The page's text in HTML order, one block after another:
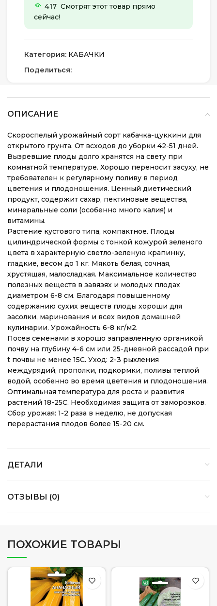
417 Смотрят этот товар прямо
сейчас!
Категория: КАБАЧКИ
Поделиться:
ОПИСАНИЕ
Скороспелый урожайный сорт кабачка-цуккини для
открытого грунта. От всходов до уборки 42-51 дней.
Вызревшие плоды долго хранятся на свету при
комнатной температуре. Хорошо переносит засуху, не
требователен к регулярному поливу в период
цветения и плодоношения. Ценный диетический
продукт, содержит сахар, пектиновые вещества,
минеральные соли (особенно много калия) и
витамины.
Растение кустового типа, компактное. Плоды
цилиндрической формы с тонкой кожурой зеленого
цвета в характерную светло-зеленую крапинку,
гладкие, весом до 1 кг. Мякоть белая, сочная,
хрустящая, малосладкая. Максимальное количество
полезных веществ в завязях и молодых плодах
диаметром 6-8 см. Благодаря повышенному
содержанию сухих веществ плоды хороши для
засолки, маринования и всех видов домашней
кулинарии. Урожайность 6-8 кг/м2.
Посев семенами в хорошо заправленную органикой
почву на глубину 4-6 см или 25-дневной рассадой при
t почвы не менее 15С. Уход: 2-3 рыхления
междурядий, прополки, подкормки, поливы теплой
водой, особенно во время цветения и плодоношения.
Оптимальная температура для роста и развития
растений 18-25С. Необходимая защита от заморозков.
Сбор урожая: 1-2 раза в неделю, не допуская
перерастания плодов более 15-20 см.
ДЕТАЛИ
ОТЗЫВЫ (0)
ПОХОЖИЕ ТОВАРЫ